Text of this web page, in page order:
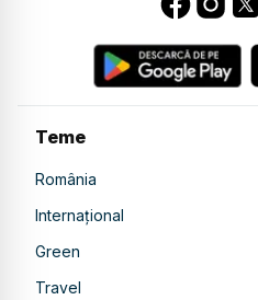
Teme
România
Internațional
Green
Travel